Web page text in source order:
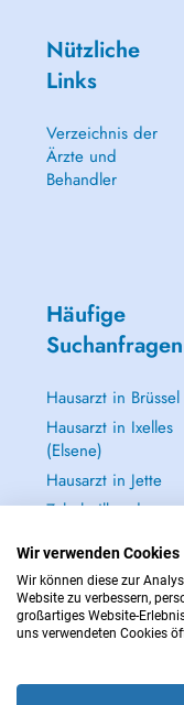
Nützliche
Links
Verzeichnis der
Ärzte und
Behandler
Häufige
Suchanfragen
Hausarzt in Brüssel
Hausarzt in Ixelles
(Elsene)
Hausarzt in Jette
Zahnheilkunde
Brüssel
Alle anzeigen →
Wir verwenden Cookies
Wir können diese zur
Website zu verbessern,
großartiges Website-
uns verwendeten Cookies